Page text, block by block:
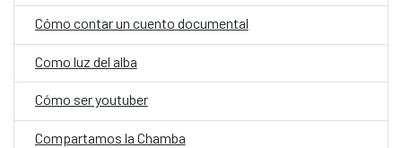
Cómo contar un cuento documental
Como luz del alba
Cómo ser youtuber
Compartamos la Chamba